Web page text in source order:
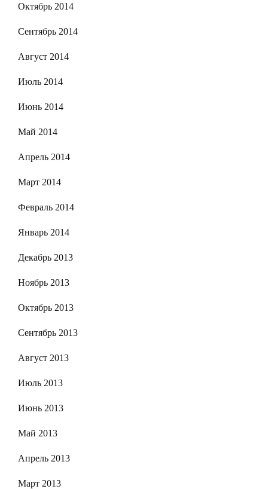
Октябрь 2014
Сентябрь 2014
Август 2014
Июль 2014
Июнь 2014
Май 2014
Апрель 2014
Март 2014
Февраль 2014
Январь 2014
Декабрь 2013
Ноябрь 2013
Октябрь 2013
Сентябрь 2013
Август 2013
Июль 2013
Июнь 2013
Май 2013
Апрель 2013
Март 2013